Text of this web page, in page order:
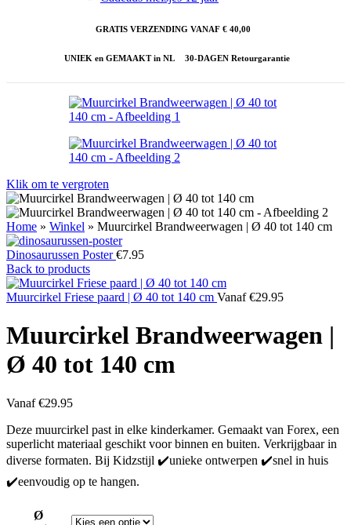
GRATIS VERZENDING VANAF € 40,00
UNIEK en GEMAAKT in NL 30-DAGEN Retourgarantie
Klik om te vergroten
Home » Winkel » Muurcirkel Brandweerwagen | Ø 40 tot 140 cm
Dinosaurussen Poster€7.95
Back to products
Muurcirkel Friese paard | Ø 40 tot 140 cm Vanaf €29.95
Muurcirkel Brandweerwagen |
Ø 40 tot 140 cm
Vanaf €29.95
Deze muurcirkel past in elke kinderkamer. Gemaakt van Forex, een
superlicht materiaal geschikt voor binnen en buiten. Verkrijgbaar in
diverse formaten. Bij Kidzstijl ✔️unieke ontwerpen ✔️snel in huis
✔️eenvoudig op te hangen.
Ø